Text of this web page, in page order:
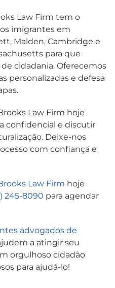
Law Firm tem o
imigrantes em
Malden, Cambridge e
para que
cidadania. Oferecemos
personalizadas e defesa
Law Firm hoje
confidencial e discutir
Deixe-nos
com confiança e
Law Firm hoje
245-8090 para agendar
advogados de
a atingir seu
orgulhoso cidadão
para ajudá-lo!